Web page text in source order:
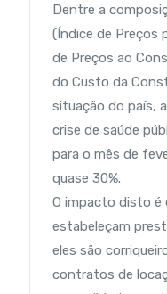
Dentre a
(Índice de Preços
de Preços ao
do Custo da
situação do país,
crise de saúde
para o mês de
quase 30%.
O impacto disto é
estabeleçam
eles são
contratos de